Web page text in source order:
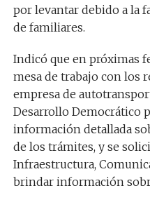
por levantar debido a la
de familiares.
Indicó que en próximas
mesa de trabajo con los
empresa de
Desarrollo Democrático
información detallada
de los trámites, y se
Infraestructura,
brindar información